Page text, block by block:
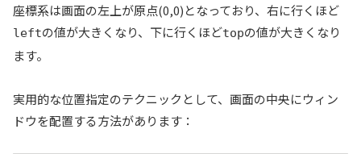
座標系は画面の左上が原点(0,0)となっており、右に行くほど
leftの値が大きくなり、下に行くほどtopの値が大きくなり
ます。
実用的な位置指定のテクニックとして、画面の中央にウィン
ドウを配置する方法があります：